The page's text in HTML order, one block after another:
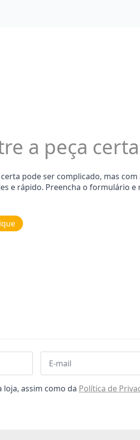
a peça
pode ser complicado, mas
e rápido. Preencha o formulário e
Email
loja, assim como da Política de